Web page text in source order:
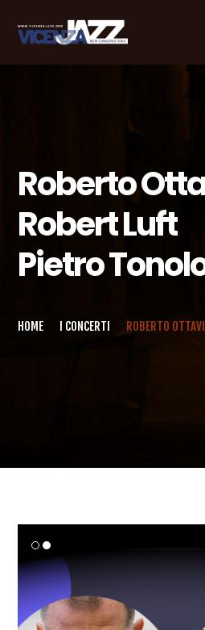
Roberto
Robert Luft
Pietro
HOME I CONCERTI ROBERTO